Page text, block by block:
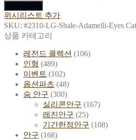
위시리스트 추가
SKU: #2310-LG-Shale-Adamelli-Eyes
상품 카테고리
레전드 콜렉션 (106)
인형 (489)
이벤트 (102)
옵션파츠 (48)
숨 안구 (300)
실리콘안구 (167)
레진안구 (25)
기간한정안구 (108)
안구 (168)